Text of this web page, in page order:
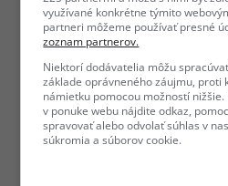
využívané konkrétne týmito
partneri môžeme používať presné
zoznam partnerov.
Niektorí dodávatelia môžu
základe oprávneného záujmu, proti
námietku pomocou možností
v ponuke webu nájdite odkaz,
spravovať alebo odvolať súhlas v
súkromia a súborov cookie.